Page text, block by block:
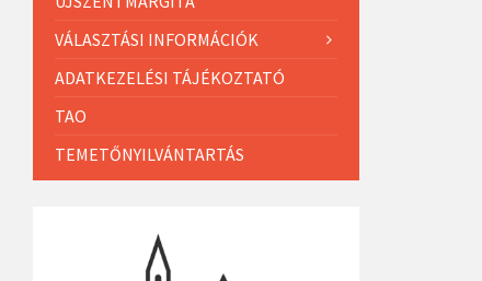
VÁLASZTÁSI INFORMÁCIÓK
ADATKEZELÉSI TÁJÉKOZTATÓ
TAO
TEMETŐNYILVÁNTARTÁS